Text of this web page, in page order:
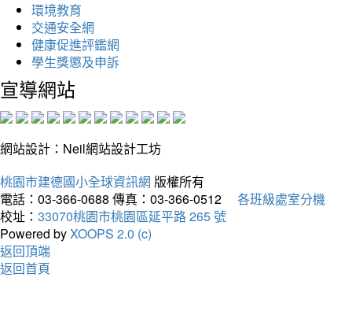
環境教育
交通安全網
健康促進評鑑網
學生獎懲及申訴
宣導網站
網站設計：Neil網站設計工坊
桃園市建德國小全球資訊網 版權所有
電話：03-366-0688 傳真：03-366-0512
各班級處室分機
校址： 33070桃園市桃園區延平路 265 號
Powered byXOOPS 2.0 (c)
返回頂端
返回首頁